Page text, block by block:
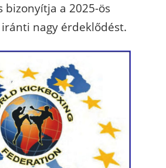
bizonyítja a 2025-ös
nagy érdeklődést.